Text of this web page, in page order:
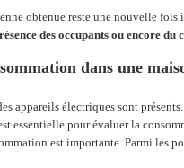
obtenue reste une nouvelle
des occupants ou encore
dans une
appareils électriques sont
essentielle pour évaluer la
est importante. Parmi les